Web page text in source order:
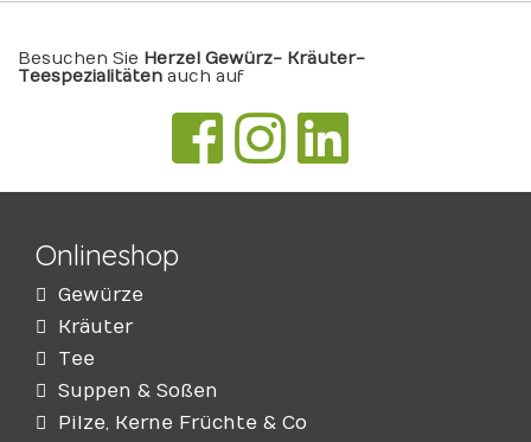
Besuchen Sie Herzel Gewürz- Kräuter-
Teespezialitäten auch auf
Onlineshop
Gewürze
Kräuter
Tee
Suppen & Soßen
Pilze, Kerne Früchte & Co